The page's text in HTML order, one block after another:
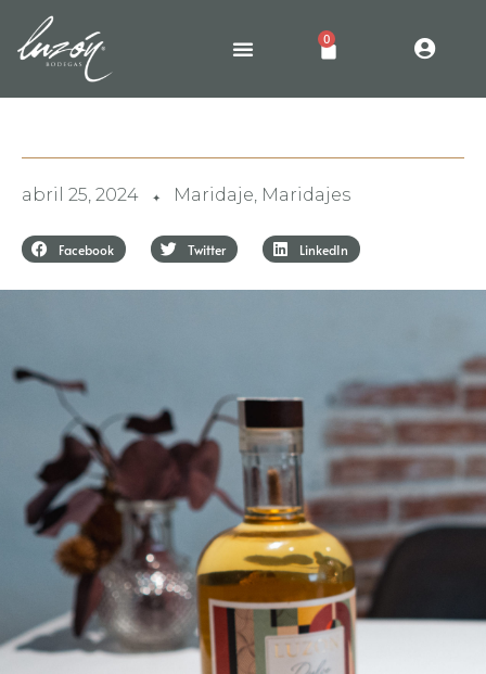
0
abril 25, 2024 ✦ Maridaje, Maridajes
Facebook Twitter LinkedIn